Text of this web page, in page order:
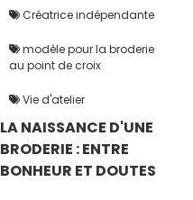
LA NAISSANCE D'UNE
BRODERIE : ENTRE
BONHEUR ET DOUTES
Créatrice indépendante
modèle pour la broderie
au point de croix
Vie d'atelier